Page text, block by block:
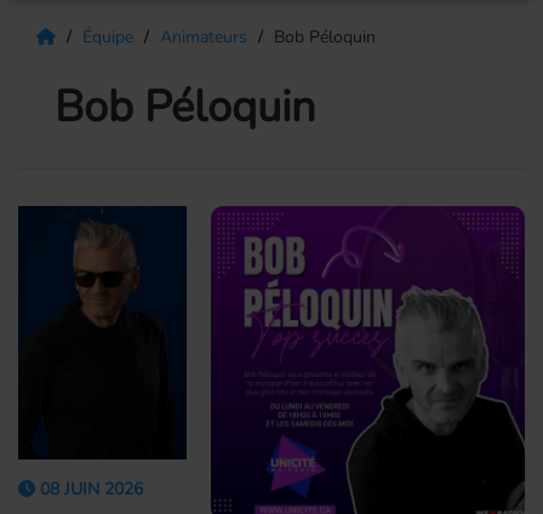
Équipe Animateurs Bob Péloquin
Bob Péloquin
08 JUIN 2026